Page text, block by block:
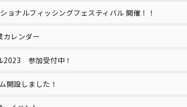
ナルフィッシングフェスティバル 開催！！
カレンダー
2023 参加受付中！
開設しました！